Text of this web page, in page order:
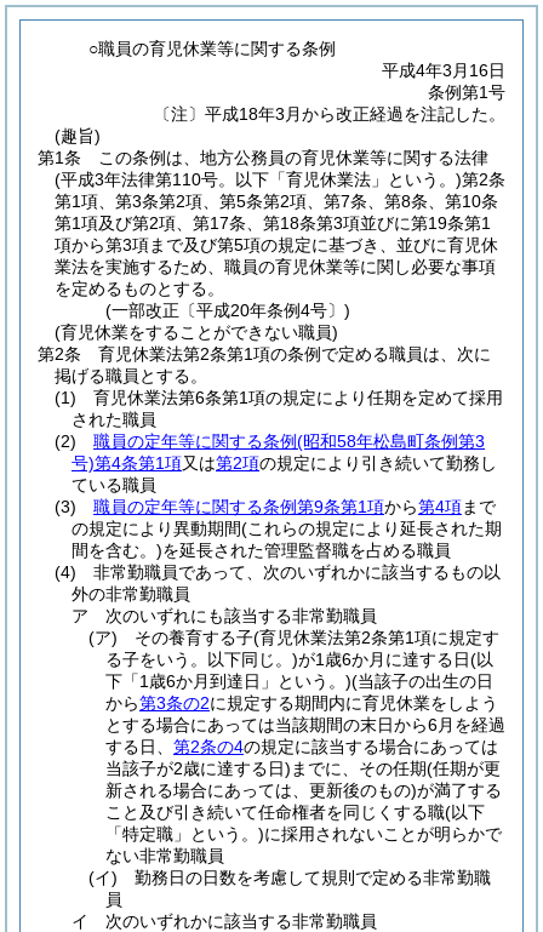
○職員の育児休業等に関する条例
平成4年3月16日
条例第1号
〔注〕平成18年3月から改正経過を注記した。
(趣旨)
第1条
この条例は、地方公務員の育児休業等に関する法律
(平成3年法律第110号。以下「育児休業法」という。)第2条
第1項、第3条第2項、第5条第2項、第7条、第8条、第10条
第1項及び第2項、第17条、第18条第3項並びに第19条第1
項から第3項まで及び第5項の規定に基づき、並びに育児休
業法を実施するため、職員の育児休業等に関し必要な事項
を定めるものとする。
(一部改正〔平成20年条例4号〕)
(育児休業をすることができない職員)
第2条
育児休業法第2条第1項の条例で定める職員は、次に
掲げる職員とする。
(1)
育児休業法第6条第1項の規定により任期を定めて採用
された職員
(2)
職員の定年等に関する条例(昭和58年松島町条例第3
号)第4条第1項又は第2項の規定により引き続いて勤務し
ている職員
(3)
職員の定年等に関する条例第9条第1項から第4項まで
の規定により異動期間(これらの規定により延長された期
間を含む。)を延長された管理監督職を占める職員
(4)
非常勤職員であって、次のいずれかに該当するもの以
外の非常勤職員
ア
次のいずれにも該当する非常勤職員
(ア)
その養育する子(育児休業法第2条第1項に規定す
る子をいう。以下同じ。)が1歳6か月に達する日(以
下「1歳6か月到達日」という。)(当該子の出生の日
から第3条の2に規定する期間内に育児休業をしよう
とする場合にあっては当該期間の末日から6月を経過
する日、第2条の4の規定に該当する場合にあっては
当該子が2歳に達する日) までに、その任期(任期が更
新される場合にあっては、更新後のもの)が満了する
こと及び引き続いて任命権者を同じくする職(以下
「特定職」という。)に採用されないことが明らかで
ない非常勤職員
(イ)
勤務日の日数を考慮して規則で定める非常勤職
員
イ
次のいずれかに該当する非常勤職員